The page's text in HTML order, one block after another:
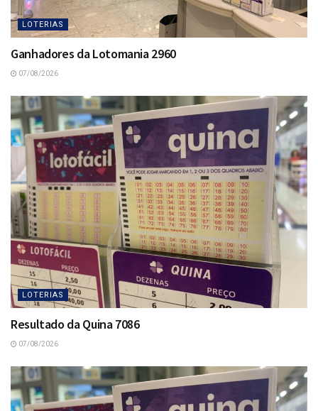
LOTERIAS
Ganhadores da Lotomania 2960
07/08/2026
LOTERIAS
Resultado da Quina 7086
07/08/2026